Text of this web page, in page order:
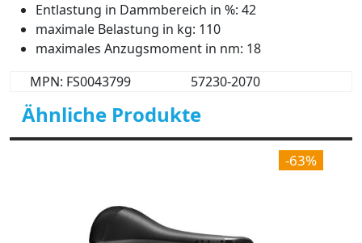
Entlastung in Dammbereich in %: 42
maximale Belastung in kg: 110
maximales Anzugsmoment in nm: 18
MPN: FS0043799
57230-2070
Ähnliche Produkte
-63%